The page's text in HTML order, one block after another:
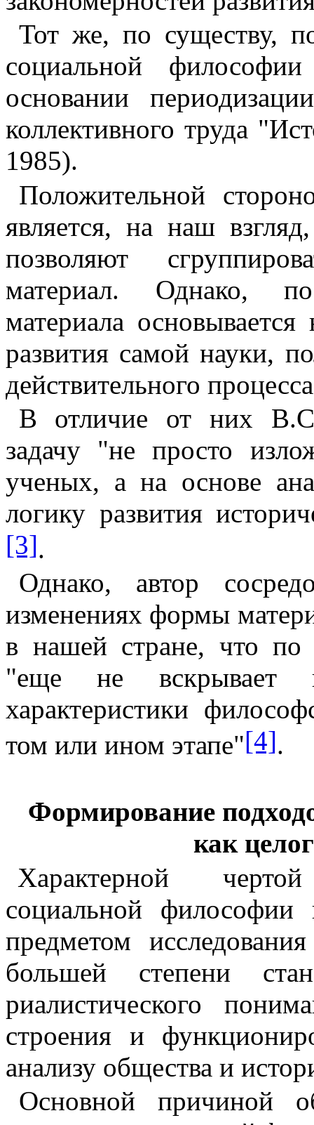
Тот же, по существу,
социаль­ной
основании
коллективного труда
1985).
Положительной
является, на наш
позволяют
материал. Однако,
материала
развития самой науки,
действительного
В отличие от них
задачу "не просто
ученых, а на основе
логику развития
[3].
Однако, автор
изменениях формы
в нашей стране, что по
"еще не вскрывает
характеристики
том или ином этапе"[4].
Формирование
как
Характерной
социальной
предметом
большей степени
риалистического
строения и
анализу общества и
Основной причиной